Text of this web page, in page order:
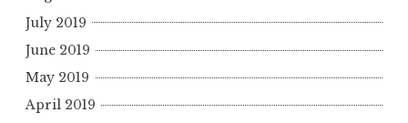
July 2019
June 2019
May 2019
April 2019